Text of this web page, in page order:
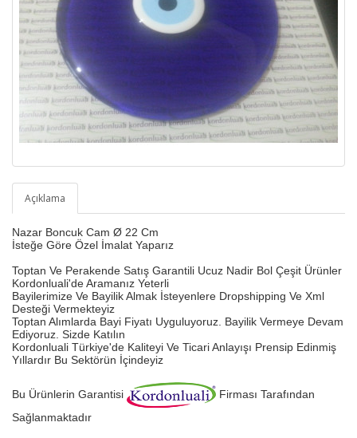
Açıklama
Nazar Boncuk Cam Ø 22 Cm
İsteğe Göre Özel İmalat Yaparız
Toptan Ve Perakende Satış Garantili Ucuz Nadir Bol Çeşit Ürünler
Kordonluali'de Aramanız Yeterli
Bayilerimize Ve Bayilik Almak İsteyenlere Dropshipping Ve Xml
Desteği Vermekteyiz
Toptan Alımlarda Bayi Fiyatı Uyguluyoruz. Bayilik Vermeye Devam
Ediyoruz. Sizde Katılın
Kordonluali Türkiye'de Kaliteyi Ve Ticari Anlayışı Prensip Edinmiş
Yıllardır Bu Sektörün İçindeyiz
Bu Ürünlerin Garantisi
Firması Tarafından
Sağlanmaktadır